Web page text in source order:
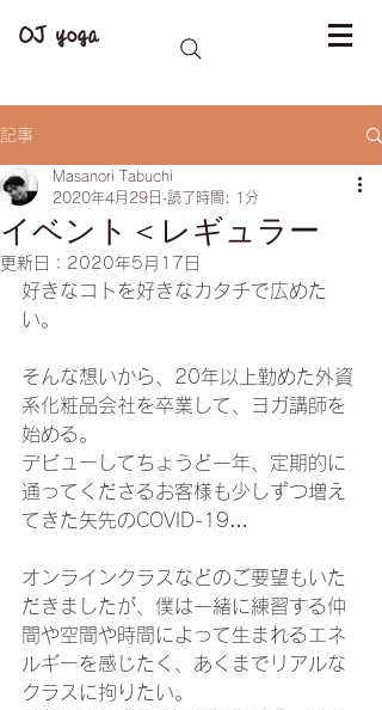
OJ yoga
記事
イベント＜レギュラー
Masanori Tabuchi
2020年4月29日 読了時間: 1分
更新日： 2020年5月17日
好きなコトを好きなカタチで広めた
い。
そんな想いから、20年以上勤めた外資
系化粧品会社を卒業して、ヨガ講師を
始める。
デビューしてちょうど一年、定期的に
通ってくださるお客様も少しずつ増え
てきた矢先のCOVID-19…
オンラインクラスなどのご要望もいた
だきましたが、僕は一緒に練習する仲
間や空間や時間によって生まれるエネ
ルギーを感じたく、あくまでリアルな
クラスに拘りたい。